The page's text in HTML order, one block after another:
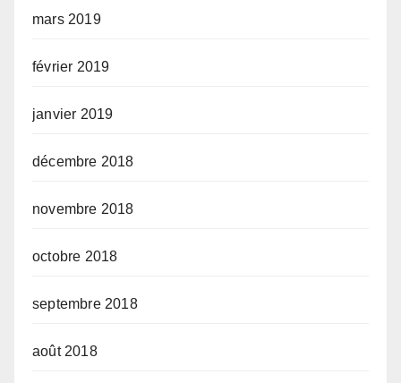
mars 2019
février 2019
janvier 2019
décembre 2018
novembre 2018
octobre 2018
septembre 2018
août 2018